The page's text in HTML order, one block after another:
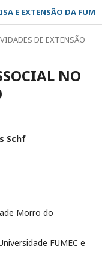
DE EXTENSÃO
NO
Schf
Morro do
FUMEC e